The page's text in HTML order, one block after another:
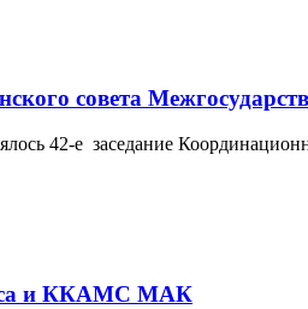
совета
42-е заседание
и ККАМС МАК